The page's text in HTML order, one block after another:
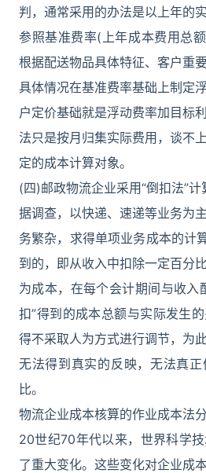
判，通常采用的办法是以上年的
参照基准费率(上年成本费用总
根据配送物品具体特征、客户重
具体情况在基准费率基础上制定
户定价基础就是浮动费率加目标
法只是按月归集实际费用，谈不
定的成本计算对象。
(四)邮政物流企业采用“倒扣法”计
据调查，以快递、速递等业务为
务繁杂，求得单项业务成本的计
到的，即从收入中扣除一定百分
为成本，在每个会计期间与收入
扣”得到的成本总额与实际发生
得不采取人为方式进行调节，为
无法得到真实的反映，无法真
比。
物流企业成本核算的作业成本法
20世纪70年代以来，世界科学
了重大变化。这些变化对企业成